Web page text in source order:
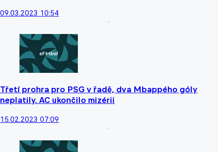
09.03.2023 10:54
Třetí prohra pro PSG v řadě, dva Mbappého góly
neplatily. AC ukončilo mizérii
15.02.2023 07:09